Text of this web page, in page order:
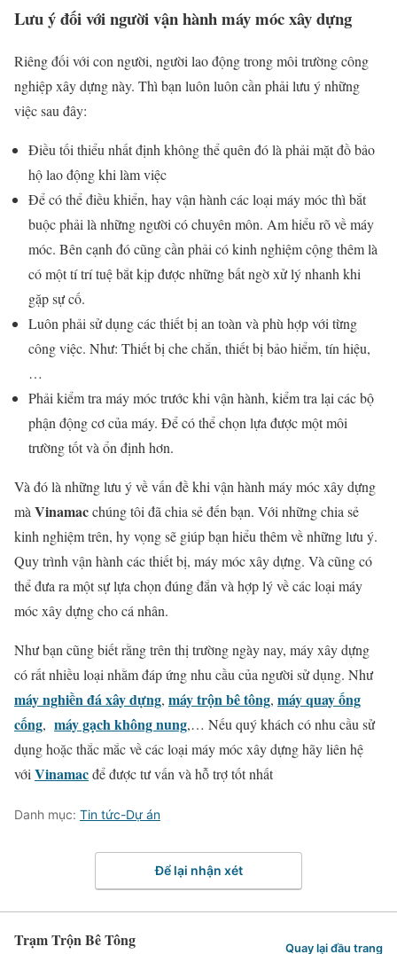
Lưu ý đối với người vận hành máy móc xây dựng
Riêng đối với con người, người lao động trong môi trường công
nghiệp xây dựng này. Thì bạn luôn luôn cần phải lưu ý những
việc sau đây:
Điều tối thiểu nhất định không thể quên đó là phải mặt đồ bảo
hộ lao động khi làm việc
Để có thể điều khiển, hay vận hành các loại máy móc thì bắt
buộc phải là những người có chuyên môn. Am hiểu rõ về máy
móc. Bên cạnh đó cũng cần phải có kinh nghiệm cộng thêm là
có một tí trí tuệ bắt kịp được những bất ngờ xử lý nhanh khi
gặp sự cố.
Luôn phải sử dụng các thiết bị an toàn và phù hợp với từng
công việc. Như: Thiết bị che chắn, thiết bị bảo hiểm, tín hiệu,
…
Phải kiểm tra máy móc trước khi vận hành, kiểm tra lại các bộ
phận động cơ của máy. Để có thể chọn lựa được một môi
trường tốt và ổn định hơn.
Và đó là những lưu ý về vấn đề khi vận hành máy móc xây dựng
màVinamacchúng tôi đã chia sẻ đến bạn. Với những chia sẻ
kinh nghiệm trên, hy vọng sẽ giúp bạn hiểu thêm về những lưu ý.
Quy trình vận hành các thiết bị, máy móc xây dựng. Và cũng có
thể đưa ra một sự lựa chọn đúng đắn và hợp lý về các loại máy
móc xây dựng cho cá nhân.
Như bạn cũng biết rằng trên thị trường ngày nay, máy xây dựng
có rất nhiều loại nhằm đáp ứng nhu cầu của người sử dụng. Như
máy nghiền đá xây dựng, máy trộn bê tông, máy quay ống
cống, máy gạch không nung,… Nếu quý khách có nhu cầu sử
dụng hoặc thắc mắc về các loại máy móc xây dựng hãy liên hệ
vớiVinamacđể được tư vấn và hỗ trợ tốt nhất
Danh mục: Tin tức-Dự án
Để lại nhận xét
Trạm Trộn Bê Tông Quay lại đầu trang